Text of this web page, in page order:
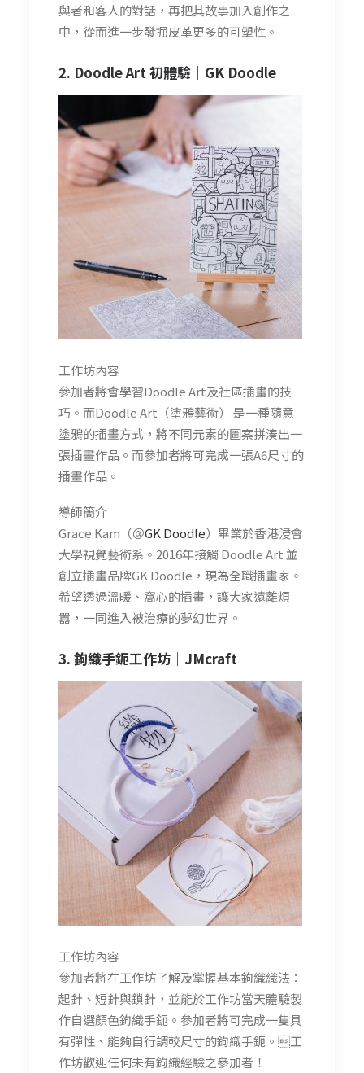
與者和客人的對話，再把其故事加入創作之
中，從而進一步發掘皮革更多的可塑性。
2. Doodle Art 初體驗｜ GK Doodle
工作坊內容
參加者將會學習Doodle Art及社區插畫的技
巧。而Doodle Art（塗鴉藝術） 是一種隨意
塗鴉的插畫方式，將不同元素的圖案拼湊出一
張插畫作品。而參加者將可完成一張A6尺寸的
插畫作品。
導師簡介
Grace Kam（＠GK Doodle）畢業於香港浸會
大學視覺藝術系。2016年接觸 Doodle Art 並
創立插畫品牌GK Doodle，現為全職插畫家。
希望透過溫暖、窩心的插畫，讓大家遠離煩
囂，一同進入被治療的夢幻世界。
3. 鉤織手鈪工作坊｜ JMcraft
工作坊內容
參加者將在工作坊了解及掌握基本鉤織織法：
起針、短針與鎖針，並能於工作坊當天體驗製
作自選顏色鉤織手鈪。參加者將可完成一隻具
有彈性、能夠自行調較尺寸的鉤織手鈪。工
作坊歡迎任何未有鉤織經驗之參加者！